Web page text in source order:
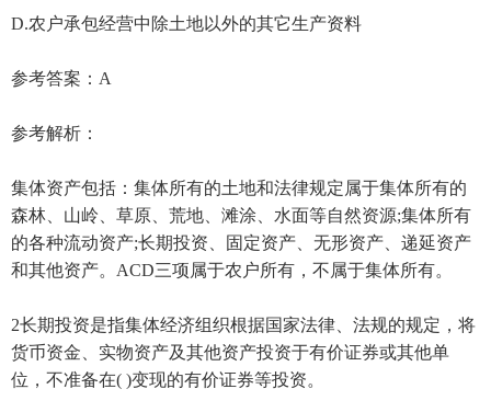
D.农户承包经营中除土地以外的其它生产资料
参考答案：A
参考解析：
集体资产包括：集体所有的土地和法律规定属于集体所有的
森林、山岭、草原、荒地、滩涂、水面等自然资源;集体所有
的各种流动资产;长期投资、固定资产、无形资产、递延资产
和其他资产。ACD三项属于农户所有，不属于集体所有。
2长期投资是指集体经济组织根据国家法律、法规的规定，将
货币资金、实物资产及其他资产投资于有价证券或其他单
位，不准备在( )变现的有价证券等投资。